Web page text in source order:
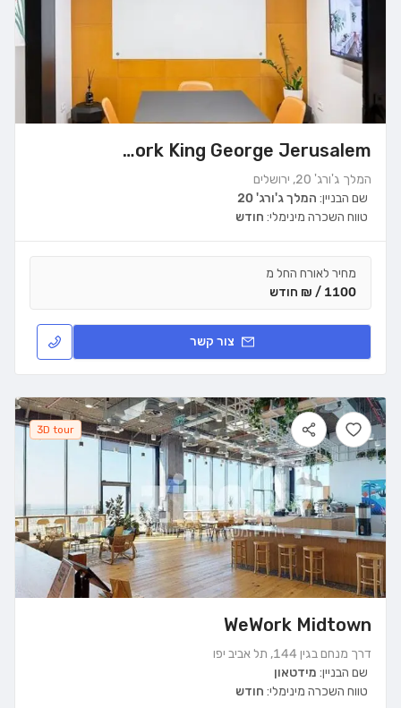
WeWork King George Jerusalem
המלך ג'ורג' 20, ירושלים
שם הבניין: המלך ג'ורג' 20
טווח השכרה מינימלי: חודש
מחיר לאורח החל מ
1100 / ₪ חודש
צור קשר
3D tour
WeWork Midtown
דרך מנחם בגין 144, תל אביב יפו
שם הבניין: מידטאון
טווח השכרה מינימלי: חודש